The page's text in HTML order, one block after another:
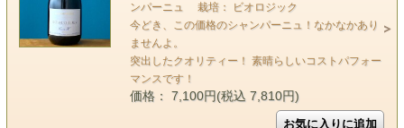
ンパーニュ 栽培： ビオロジック
今どき、この価格のシャンパーニュ！なかなかあり
ませんよ。
突出したクオリティー！ 素晴らしいコストパフォー
マンスです！
価格： 7,100円(税込 7,810円)